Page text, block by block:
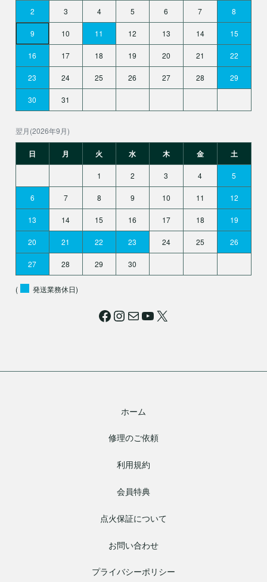
2 3 4 5 6 7 8
9 10 11 12 13 14 15
16 17 18 19 20 21 22
23 24 25 26 27 28 29
30 31
翌月(2026年9月)
日 月 火 水 木 金 土
1 2 3 4 5
6 7 8 9 10 11 12
13 14 15 16 17 18 19
20 21 22 23 24 25 26
27 28 29 30
( 発送業務休日)
Facebook Instagram メールYouTube X
ホーム
修理のご依頼
利用規約
会員特典
点火保証について
お問い合わせ
プライバシーポリシー